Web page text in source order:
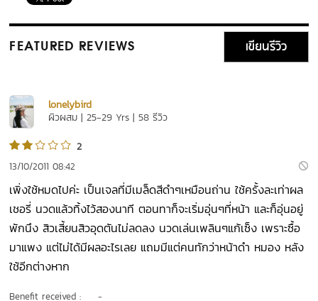
FEATURED REVIEWS เขียนรีวิว
lonelybird
ผิวผสม | 25-29 Yrs | 58 รีวิว
2
13/10/2011 08:42
เพิ่งใช้หมดไปค่ะ เป็นเจลที่มีเมล็ดสีดำๆเหมือนถ่าน ใช้ครั้งละเท่าผล
เชอรี่ นวดแล้วทิ้งไว้สองนาที ตอนทาก็จะเริ่มอุ่นๆที่หน้า และก็อุ่นอยู่
พักนึง สิวเสี้ยนสิวอุดตันไม่ลดลง นวดเล่นเพลินๆแก้เซ็ง เพราะซื้อ
มาแพง แต่ไม่ได้มีผลอะไรเลย แถมมีแต่คนทักว่าหน้าดำ หมอง หลัง
ใช้อีกต่างหาก
Benefit received : -